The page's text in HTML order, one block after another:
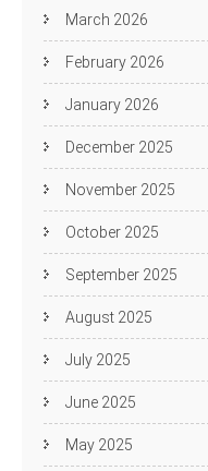
March 2026
February 2026
January 2026
December 2025
November 2025
October 2025
September 2025
August 2025
July 2025
June 2025
May 2025